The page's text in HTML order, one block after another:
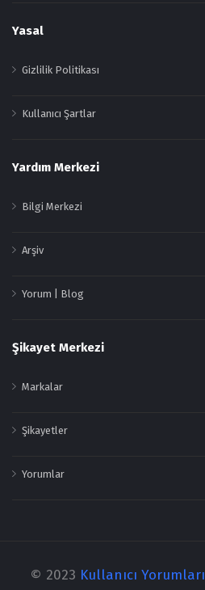
Yasal
Gizlilik Politikası
Kullanıcı Şartlar
Yardım Merkezi
Bilgi Merkezi
Arşiv
Yorum | Blog
Şikayet Merkezi
Markalar
Şikayetler
Yorumlar
© 2023 Kullanıcı Yorumları